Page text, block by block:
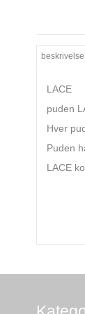
beskrivelse
LACE
puden
Hver
Puden
LACE